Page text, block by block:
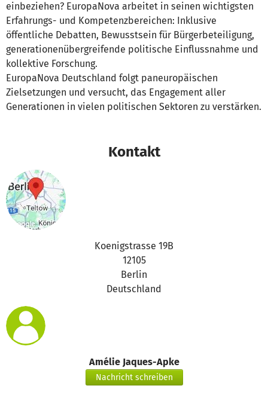
einbeziehen? EuropaNova arbeitet in seinen wichtigsten
Erfahrungs- und Kompetenzbereichen: Inklusive
öffentliche Debatten, Bewusstsein für Bürgerbeteiligung,
generationenübergreifende politische Einflussnahme und
kollektive Forschung.
EuropaNova Deutschland folgt paneuropäischen
Zielsetzungen und versucht, das Engagement aller
Generationen in vielen politischen Sektoren zu verstärken.
Kontakt
Koenigstrasse 19B
12105
Berlin
Deutschland
Amélie Jaques-Apke
Nachricht schreiben